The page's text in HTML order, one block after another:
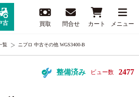
古 買取 問合せ カート メニュー
覧 ニプロ 中古その他 WGS3400-B
整備済み ビュー数 2477